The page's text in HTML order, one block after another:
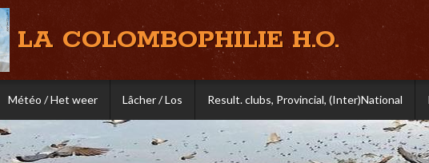
LA COLOMBOPHILIE H.O.
Météo / Het weer Lâcher / Los Result. clubs, Provincial, (Inter)National